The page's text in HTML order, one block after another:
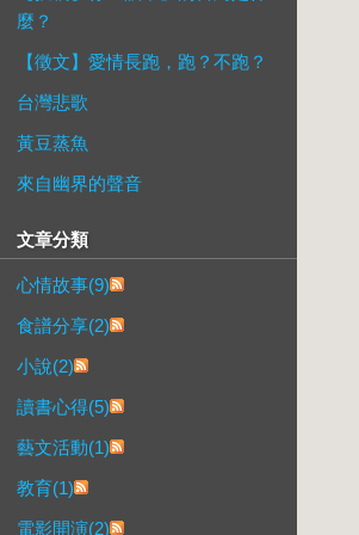
麼？
【徵文】愛情長跑，跑？不跑？
台灣悲歌
黃豆蒸魚
來自幽界的聲音
文章分類
心情故事(9)
食譜分享(2)
小說(2)
讀書心得(5)
藝文活動(1)
教育(1)
電影開演(2)